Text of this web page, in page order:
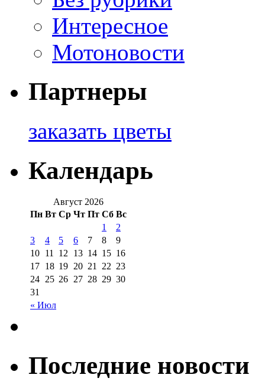
Интересное
Мотоновости
Партнеры
заказать цветы
Календарь
Август 2026
Пн Вт Ср Чт Пт Сб Вс
« Июл
1
2
3
4 5 6 7 8
9
10 11 12 13 14 15 16
17 18 19 20 21 22 23
24 25 26 27 28 29 30
31
Последние новости